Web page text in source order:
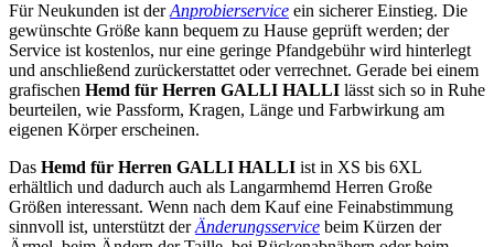
Für Neukunden ist derAnprobierservice ein sicherer Einstieg. Die
gewünschte Größe kann bequem zu Hause geprüft werden; der
Service ist kostenlos, nur eine geringe Pfandgebühr wird hinterlegt
und anschließend zurückerstattet oder verrechnet. Gerade bei einem
grafischen Hemd für Herren GALLI HALLI lässt sich so in Ruhe
beurteilen, wie Passform, Kragen, Länge und Farbwirkung am
eigenen Körper erscheinen.
Das Hemd für Herren GALLI HALLI ist in XS bis 6XL
erhältlich und dadurch auch als Langarmhemd Herren Große
Größen interessant. Wenn nach dem Kauf eine Feinabstimmung
sinnvoll ist, unterstützt derÄnderungsservice beim Kürzen der